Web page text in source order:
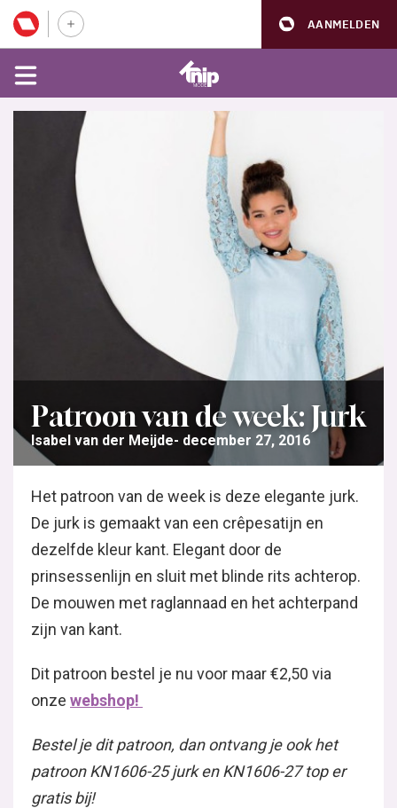
AANMELDEN
Patroon van de week: Jurk
Isabel van der Meijde december 27, 2016
Het patroon van de week is deze elegante jurk.
De jurk is gemaakt van een crêpesatijn en
dezelfde kleur kant. Elegant door de
prinsessenlijn en sluit met blinde rits achterop.
De mouwen met raglannaad en het achterpand
zijn van kant.
Dit patroon bestel je nu voor maar €2,50 via
onze webshop!
Bestel je dit patroon, dan ontvang je ook het
patroon KN1606-25 jurk en KN1606-27 top er
gratis bij!